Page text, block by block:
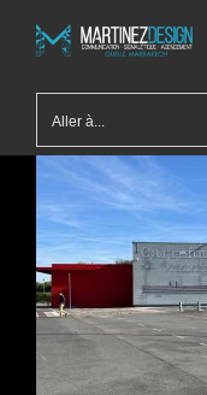
contenu
Aller à...